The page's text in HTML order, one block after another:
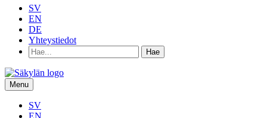
SV
EN
DE
Yhteystiedot
Hae
hakusanalla:
Menu
SV
EN